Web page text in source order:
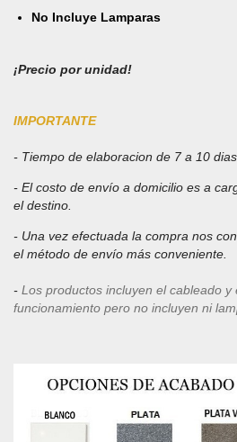
No Incluye Lamparas
¡Precio por unidad!
IMPORTANTE
- Tiempo de elaboracion de 7 a 10
- El costo de envío a domicilio es a
el destino
- Una vez efectuada la compra nos
el método de envío más conveniente.
- Los productos incluyen el cableado y
funcionamiento pero no incluyen ni